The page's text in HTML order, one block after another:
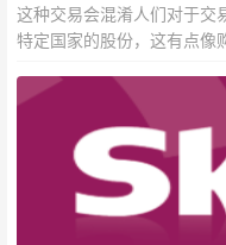
这种交易会混淆人们对于交
特定国家的股份，这有点像